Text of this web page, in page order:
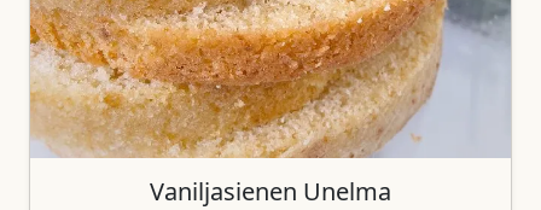
Vaniljasienen Unelma